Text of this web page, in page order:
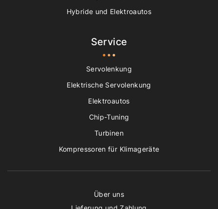
Hybride und Elektroautos
Service
Servolenkung
Elektrische Servolenkung
Elektroautos
Chip-Tuning
Turbinen
Kompressoren für Klimageräte
Über uns